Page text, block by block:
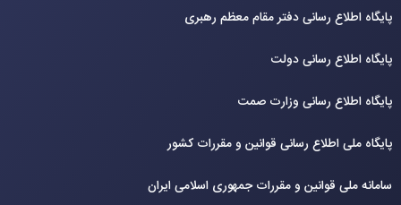
پایگاه اطلاع رسانی دفتر مقام معظم رهبری
پایگاه اطلاع رسانی دولت
پایگاه اطلاع رسانی وزارت صمت
پایگاه ملی اطلاع رسانی قوانین و مقررات کشور
سامانه ملی قوانین و مقررات جمهوری اسلامی ایران